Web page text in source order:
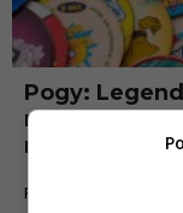
Pogy:
neobišla ani
nevedel?
FAKTY A